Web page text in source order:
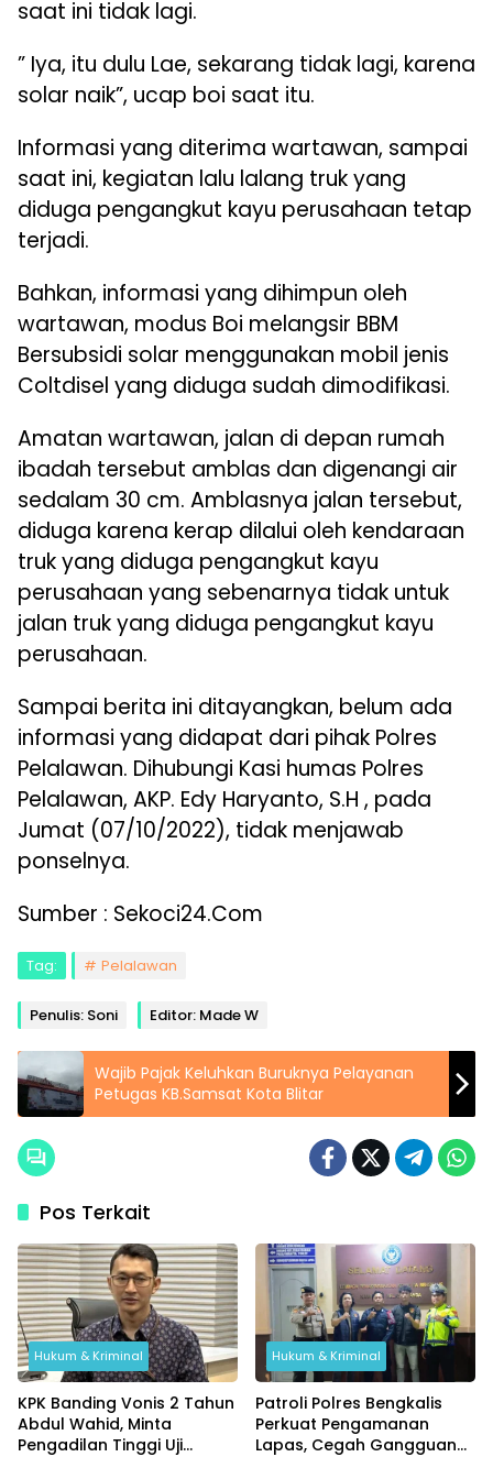
saat ini tidak lagi.
” Iya, itu dulu Lae, sekarang tidak lagi, karena
solar naik”, ucap boi saat itu.
Informasi yang diterima wartawan, sampai
saat ini, kegiatan lalu lalang truk yang
diduga pengangkut kayu perusahaan tetap
terjadi.
Bahkan, informasi yang dihimpun oleh
wartawan, modus Boi melangsir BBM
Bersubsidi solar menggunakan mobil jenis
Coltdisel yang diduga sudah dimodifikasi.
Amatan wartawan, jalan di depan rumah
ibadah tersebut amblas dan digenangi air
sedalam 30 cm. Amblasnya jalan tersebut,
diduga karena kerap dilalui oleh kendaraan
truk yang diduga pengangkut kayu
perusahaan yang sebenarnya tidak untuk
jalan truk yang diduga pengangkut kayu
perusahaan.
Sampai berita ini ditayangkan, belum ada
informasi yang didapat dari pihak Polres
Pelalawan. Dihubungi Kasi humas Polres
Pelalawan, AKP. Edy Haryanto, S.H , pada
Jumat (07/10/2022), tidak menjawab
ponselnya.
Sumber : Sekoci24.Com
Tag: Pelalawan
Penulis: Soni Editor: Made W
Wajib Pajak Keluhkan Buruknya Pelayanan
Petugas KB.Samsat Kota Blitar
Pos Terkait
Hukum & Kriminal
KPK Banding Vonis 2 Tahun
Abdul Wahid, Minta
Pengadilan Tinggi Uji
Hukum & Kriminal
Patroli Polres Bengkalis
Perkuat Pengamanan
Lapas, Cegah Gangguan